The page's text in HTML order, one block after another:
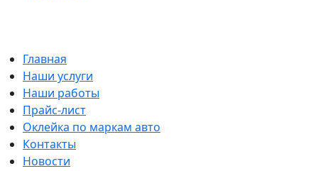
Главная
Наши услуги
Наши работы
Прайс-лист
Оклейка по маркам авто
Контакты
Новости